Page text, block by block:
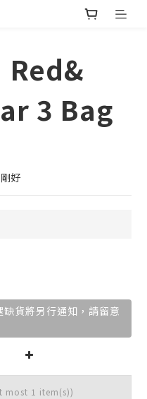
Red&
3 Bag
好
貨將另行通知，請留意
most 1 item(s))